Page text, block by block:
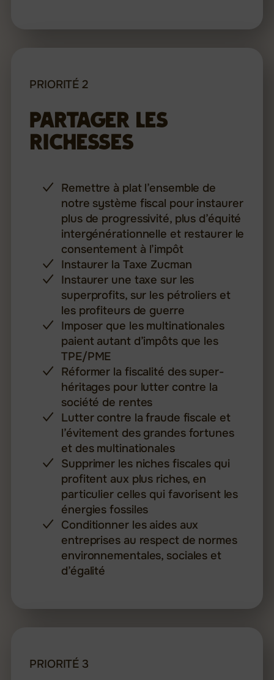
PRIORITÉ 2
Partager les
richesses
Remettre à plat l’ensemble de
notre système fiscal pour instaurer
plus de progressivité, plus d’équité
intergénérationnelle et restaurer le
consentement à l’impôt
Instaurer la Taxe Zucman
Instaurer une taxe sur les
superprofits, sur les pétroliers et
les profiteurs de guerre
Imposer que les multinationales
paient autant d’impôts que les
TPE/PME
Réformer la fiscalité des super-
héritages pour lutter contre la
société de rentes
Lutter contre la fraude fiscale et
l’évitement des grandes fortunes
et des multinationales
Supprimer les niches fiscales qui
profitent aux plus riches, en
particulier celles qui favorisent les
énergies fossiles
Conditionner les aides aux
entreprises au respect de normes
environnementales, sociales et
d’égalité
PRIORITÉ 3